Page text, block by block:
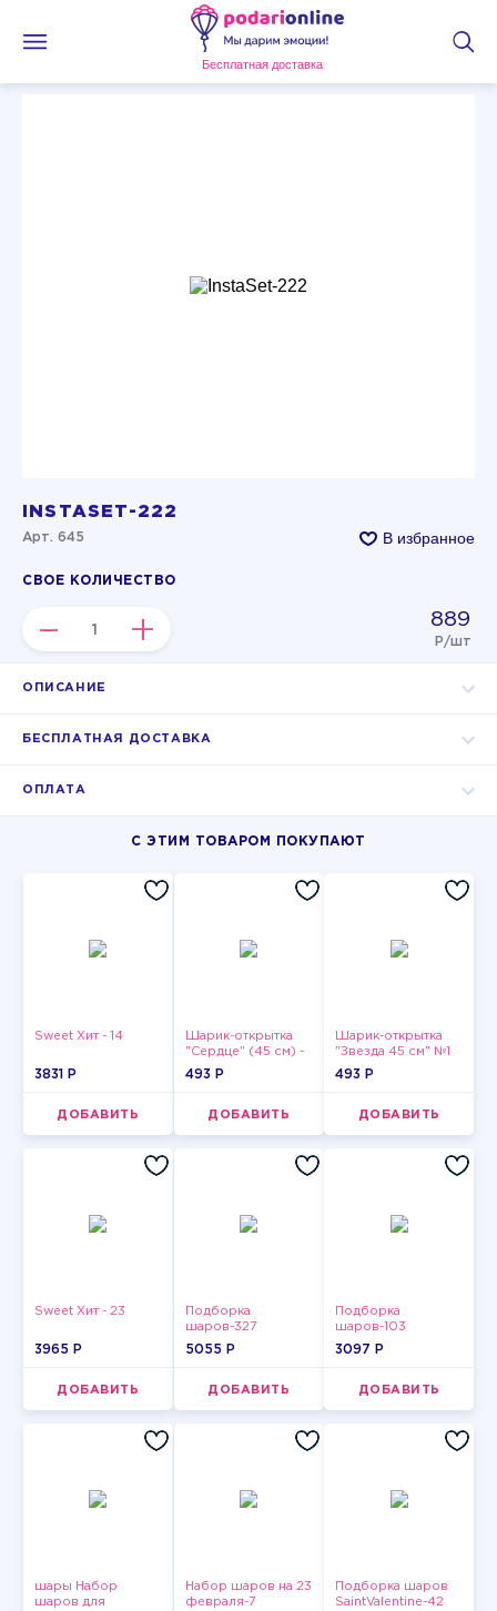
Бесплатная доставка
INSTASET-222
Арт. 645 В избранное
СВОЕ КОЛИЧЕСТВО
– + 889
Р/шт
ОПИСАНИЕ
БЕСПЛАТНАЯ ДОСТАВКА
ОПЛАТА
С ЭТИМ ТОВАРОМ ПОКУПАЮТ
Sweet Хит - 14
3831 P
ДОБАВИТЬ
Шарик-открытка
"Сердце" (45 см) -
2
493 P
ДОБАВИТЬ
Шарик-открытка
"Звезда 45 см" №1
493 P
ДОБАВИТЬ
Sweet Хит - 23
3965 P
ДОБАВИТЬ
Подборка
шаров-327
5055 P
ДОБАВИТЬ
Подборка
шаров-103
3097 P
ДОБАВИТЬ
шары Набор
шаров для
Набор шаров на 23
февраля-7
Подборка шаров
SaintValentine-42